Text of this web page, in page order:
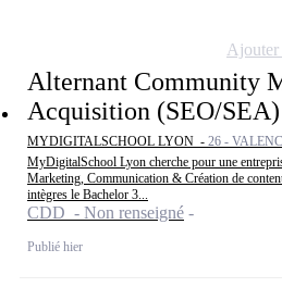
Alternant Community
Acquisition (SEO/
MYDIGITALSCHOOL LYON - 26 -
MyDigitalSchool Lyon cherche pour une
Marketing, Communication & Création de
intègres le Bachelor 3...
CDD - Non renseigné
Publié hier
Ajouter